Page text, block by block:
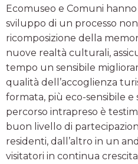
Ecomuseo e Comuni
sviluppo di un processo
ricomposizione della
nuove realtà culturali,
tempo un sensibile
qualità dell’accoglienza
formata, più eco-sensibile e
percorso intrapreso è
buon livello di
residenti, dall’altro in un
visitatori in continua